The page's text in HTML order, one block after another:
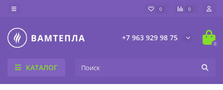
0 0
+7 963 929 98 75
0
КАТАЛОГ